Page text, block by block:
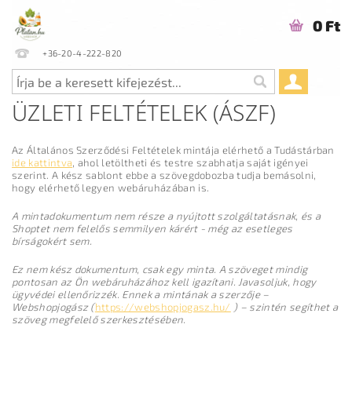
+36-20-4-222-820
0 Ft
ÜZLETI FELTÉTELEK (ÁSZF)
Az Általános Szerződési Feltételek mintája elérhető a Tudástárban
ide kattintva, ahol letöltheti és testre szabhatja saját igényei
szerint. A kész sablont ebbe a szövegdobozba tudja bemásolni,
hogy elérhető legyen webáruházában is.
A mintadokumentum nem része a nyújtott szolgáltatásnak, és a
Shoptet nem felelős semmilyen kárért - még az esetleges
bírságokért sem.
Ez nem kész dokumentum, csak egy minta. A szöveget mindig
pontosan az Ön webáruházához kell igazítani. Javasoljuk, hogy
ügyvédei ellenőrizzék. Ennek a mintának a szerzője –
Webshopjogász (https://webshopjogasz.hu/ ) – szintén segíthet a
szöveg megfelelő szerkesztésében.